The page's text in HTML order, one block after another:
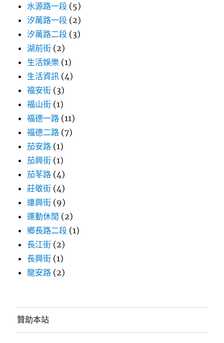
水源路一段 (5)
汐萬路一段 (2)
汐萬路二段 (3)
湖前街 (2)
生活娛樂 (1)
生活資訊 (4)
福安街 (3)
福山街 (1)
福德一路 (11)
福德二路 (7)
茄安路 (1)
茄興街 (1)
茄苳路 (4)
莊敬街 (4)
連興街 (9)
運動休閒 (2)
鄉長路二段 (1)
長江街 (2)
長興街 (1)
龍安路 (2)
贊助本站